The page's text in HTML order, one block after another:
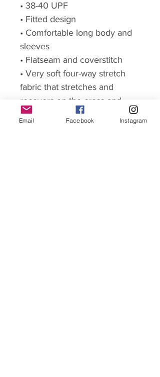
• 38-40 UPF
• Fitted design
• Comfortable long body and
sleeves
• Flatseam and coverstitch
• Very soft four-way stretch
fabric that stretches and
recovers on the cross and
lengthwise grains
Email Facebook Instagram